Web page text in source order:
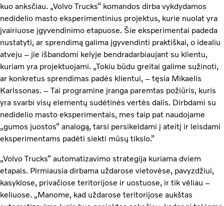
kuo anksčiau. „Volvo Trucks“ komandos dirba vykdydamos
nedidelio masto eksperimentinius projektus, kurie nuolat yra
įvairiuose įgyvendinimo etapuose. Šie eksperimentai padeda
nustatyti, ar sprendimą galima įgyvendinti praktiškai, o idealiu
atveju – jie išbandomi kelyje bendradarbiaujant su klientu,
kuriam yra projektuojami. „Tokiu būdu greitai galime sužinoti,
ar konkretus sprendimas padės klientui, – tęsia Mikaelis
Karlssonas. – Tai programine įranga paremtas požiūris, kuris
yra svarbi visų elementų sudėtinės vertės dalis. Dirbdami su
nedidelio masto eksperimentais, mes taip pat naudojame
„gumos juostos“ analogą, tarsi persikeldami į ateitį ir leisdami
eksperimentams padėti siekti mūsų tikslo.”
„Volvo Trucks“ automatizavimo strategija kuriama dviem
etapais. Pirmiausia dirbama uždarose vietovėse, pavyzdžiui,
kasyklose, privačiose teritorijose ir uostuose, ir tik vėliau –
keliuose. „Manome, kad uždarose teritorijose aukštas